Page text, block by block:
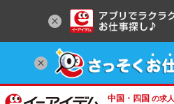
中国・四国 の求人